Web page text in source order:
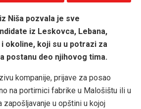
Niša pozvala je sve
iz Leskovca, Lebana,
i okoline, koji su u potrazi za
postanu deo njihovog tima.
kompanije, prijave za posao
na portirnici fabrike u Malošištu ili u
zapošljavanje u opštini u kojoj